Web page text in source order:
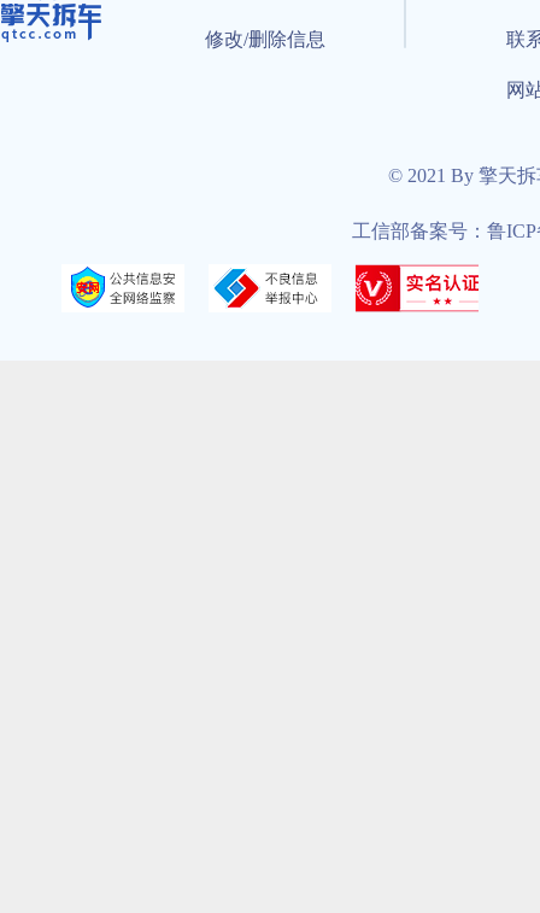
修改/删除信息 联
网
© 2021 By 擎天
工信部备案号：鲁